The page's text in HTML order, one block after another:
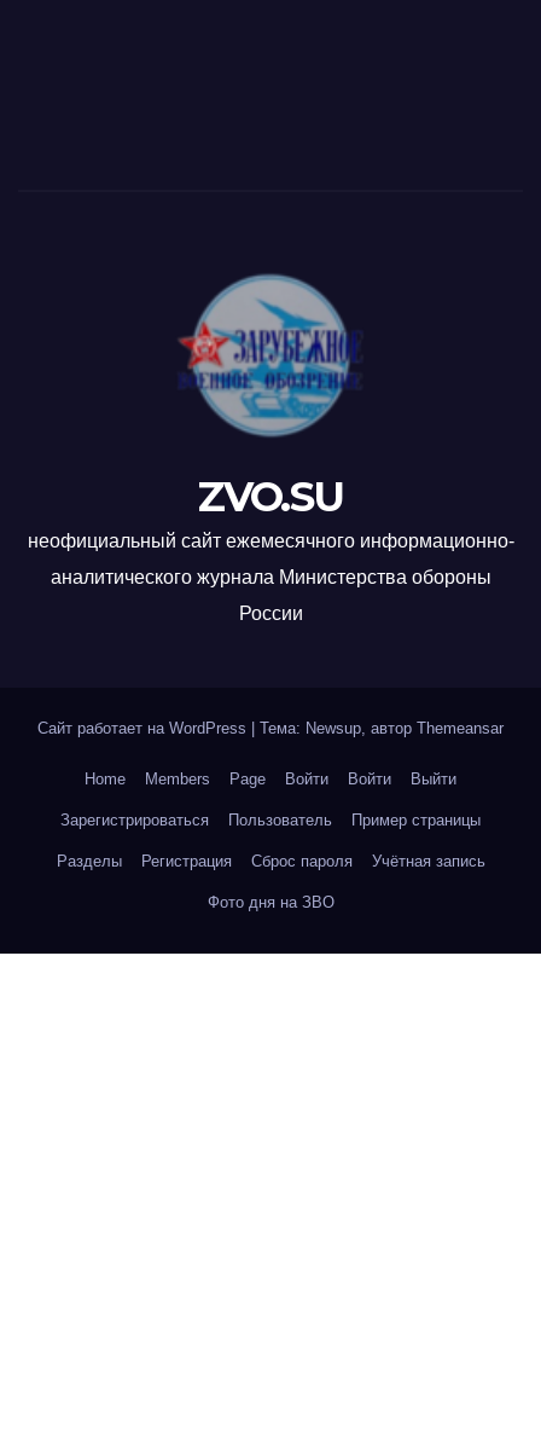
ZVO.SU
неофициальный сайт ежемесячного информационно-
аналитического журнала Министерства обороны
России
Сайт работает на WordPress | Тема: Newsup, автор Themeansar
Home Members Page Войти Войти Выйти
Зарегистрироваться Пользователь Пример страницы
Разделы Регистрация Сброс пароля Учётная запись
Фото дня на ЗВО